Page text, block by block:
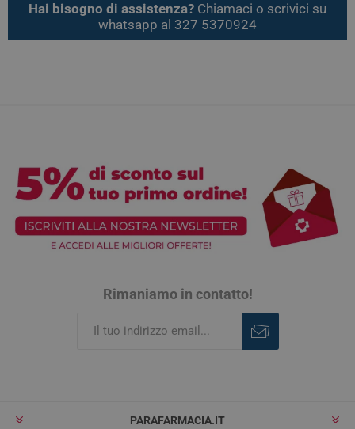
Hai bisogno di assistenza? Chiamaci o scrivici su
whatsapp al 327 5370924
Rimaniamo in contatto!
PARAFARMACIA.IT